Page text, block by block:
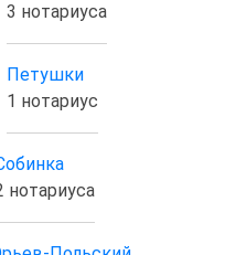
3 нотариуса
Петушки
1 нотариус
нотариуса